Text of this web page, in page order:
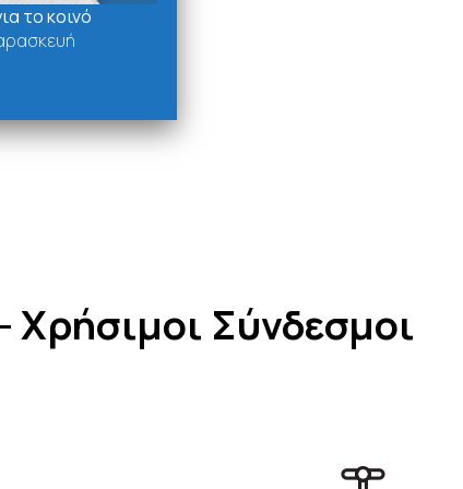
Χρήσιμοι Σύνδεσμοι
το κοινό